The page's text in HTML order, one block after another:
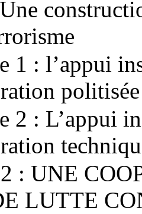
1 : l’appui
politisée
2 : L’appui
: UNE
LUTTE